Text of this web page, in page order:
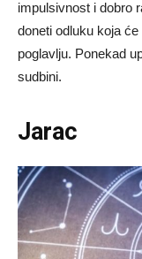
impulsivnost i dobro
doneti odluku koja će
poglavlju. Ponekad
sudbini.
Jarac